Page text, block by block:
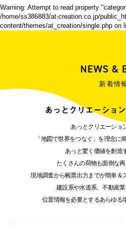
Warning: Attempt to read property
/home/ss386883/at-creation.co.jp/
content/themes/at_creation/single.php on
NEWS &
新着情
あっとクリエーショ
あっとクリエーショ
「地図で世界をつなぐ」を理念に
あっと驚く価値を創造
たくさんの荷物も面倒な再
現地調査から帳票出力までが簡単＆
建設系や水道系、不動産業
位置情報を必要とするあらゆる